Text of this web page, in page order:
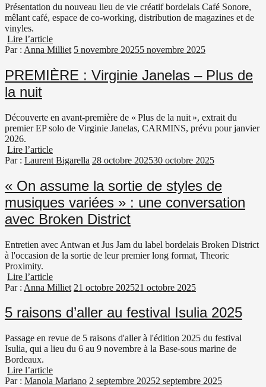
Présentation du nouveau lieu de vie créatif bordelais Café Sonore,
mêlant café, espace de co-working, distribution de magazines et de
vinyles.
Lire l’article
Par : Anna Milliet 5 novembre 20255 novembre 2025
PREMIÈRE : Virginie Janelas – Plus de
la nuit
Découverte en avant-première de « Plus de la nuit », extrait du
premier EP solo de Virginie Janelas, CARMINS, prévu pour janvier
2026.
Lire l’article
Par : Laurent Bigarella 28 octobre 202530 octobre 2025
« On assume la sortie de styles de
musiques variées » : une conversation
avec Broken District
Entretien avec Antwan et Jus Jam du label bordelais Broken District
à l'occasion de la sortie de leur premier long format, Theoric
Proximity.
Lire l’article
Par : Anna Milliet 21 octobre 202521 octobre 2025
5 raisons d’aller au festival Isulia 2025
Passage en revue de 5 raisons d'aller à l'édition 2025 du festival
Isulia, qui a lieu du 6 au 9 novembre à la Base-sous marine de
Bordeaux.
Lire l’article
Par : Manola Mariano 2 septembre 20252 septembre 2025